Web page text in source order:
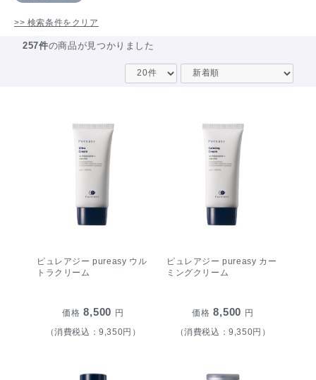
>> 検索条件をクリア
257件の商品が見つかりました
ピュレアジー pureasy ウル
トラクリーム
価格 8,500 円
（消費税込：9,350円）
ピュレアジー pureasy カー
ミングクリーム
価格 8,500 円
（消費税込：9,350円）